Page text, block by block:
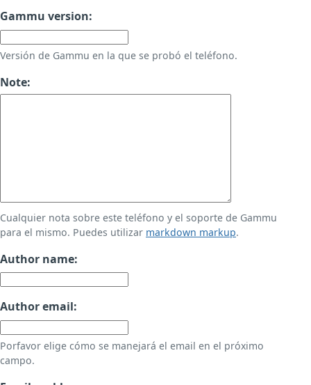
Gammu version:
Versión de Gammu en la que se probó el teléfono.
Note:
Cualquier nota sobre este teléfono y el soporte de Gammu
para el mismo. Puedes utilizar markdown markup.
Author name:
Author email:
Porfavor elige cómo se manejará el email en el próximo
campo.